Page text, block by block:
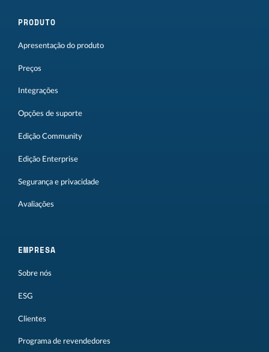
PRODUTO
Apresentação do produto
Preços
Integrações
Opções de suporte
Edição Community
Edição Enterprise
Segurança e privacidade
Avaliações
EMPRESA
Sobre nós
ESG
Clientes
Programa de revendedores